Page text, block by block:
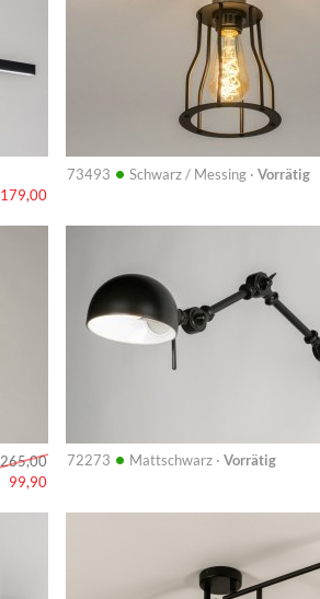
179,00
73493 • Schwarz / Messing · Vorrätig
265,00
99,90
72273 • Mattschwarz · Vorrätig
Info
Info